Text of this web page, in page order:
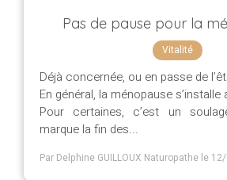
Pas de pause pour la
Vitalité
Déjà concernée, ou en passe de
En général, la ménopause
Pour certaines, c’est un
marque la fin des...
Par Delphine GUILLOUX Naturopathe le